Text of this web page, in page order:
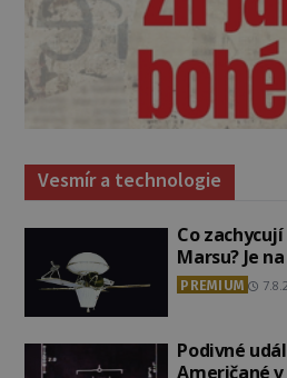
Vesmír a technologie
Co
Marsu? Je
PREMIUM
Podivné
Američané v